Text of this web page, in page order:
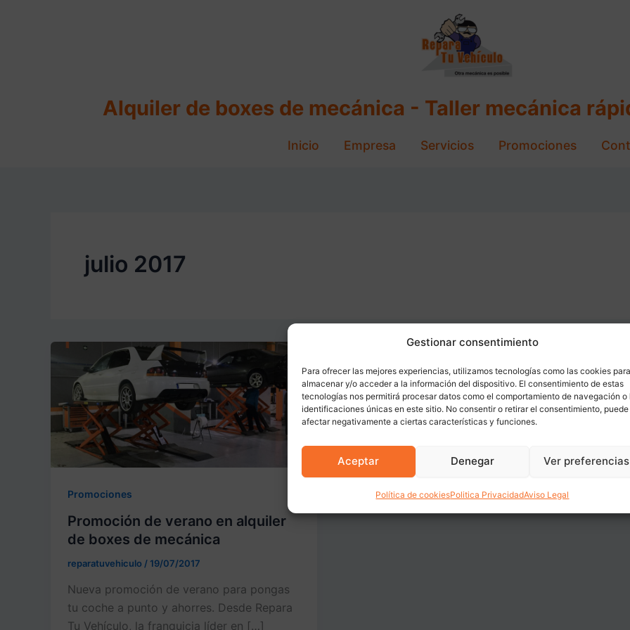
Gestionar consentimiento
Para ofrecer las mejores experiencias, utilizamos tecnologías como las cookies para
almacenar y/o acceder a la información del dispositivo. El consentimiento de estas
tecnologías nos permitirá procesar datos como el comportamiento de navegación o
identificaciones únicas en este sitio. No consentir o retirar el consentimiento, puede
afectar negativamente a ciertas características y funciones.
Aceptar Denegar Ver preferencias
Política de cookiesPolitica PrivacidadAviso Legal
Alquiler de boxes de mecánica - Taller mecánica
Inicio Empresa Servicios Promociones
julio 2017
Promociones
Promoción de verano en alquiler
de boxes de mecánica
reparatuvehiculo / 19/07/2017
Nueva promoción de verano para pongas
tu coche a punto y ahorres. Desde Repara
Tu Vehículo, la franquicia líder en […]